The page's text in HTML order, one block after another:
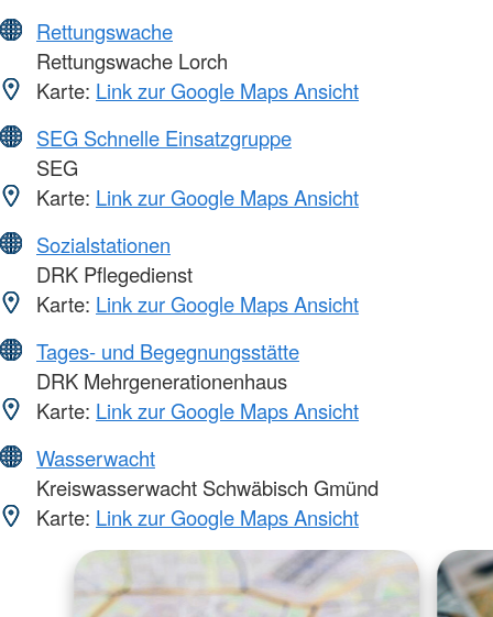
Rettungswache
Rettungswache Lorch
Karte: Link zur Google Maps Ansicht
SEG Schnelle Einsatzgruppe
SEG
Karte: Link zur Google Maps Ansicht
Sozialstationen
DRK Pflegedienst
Karte: Link zur Google Maps Ansicht
Tages- und Begegnungsstätte
DRK Mehrgenerationenhaus
Karte: Link zur Google Maps Ansicht
Wasserwacht
Kreiswasserwacht Schwäbisch Gmünd
Karte: Link zur Google Maps Ansicht